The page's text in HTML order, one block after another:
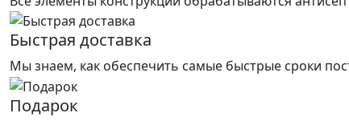
Быстрая доставка
Мы знаем, как обеспечить самые быстрые сроки
Подарок